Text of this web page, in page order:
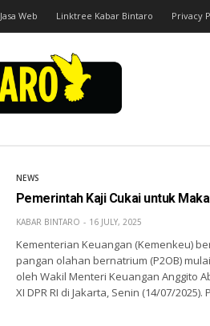
Jasa Web Linktree Kabar Bintaro Privacy
NEWS
Pemerintah Kaji Cukai untuk
KABAR BINTARO 16 JULY, 2025
Kementerian Keuangan (Kemenkeu)
pangan olahan bernatrium (P2OB)
oleh Wakil Menteri Keuangan Anggito
XI DPR RI di Jakarta, Senin (14/07/